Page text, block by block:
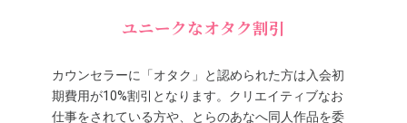
ユニークなオタク割引
カウンセラーに「オタク」と認められた方は入会初
期費用が10%割引となります。クリエイティブなお
仕事をされている方や、とらのあなへ同人作品を委